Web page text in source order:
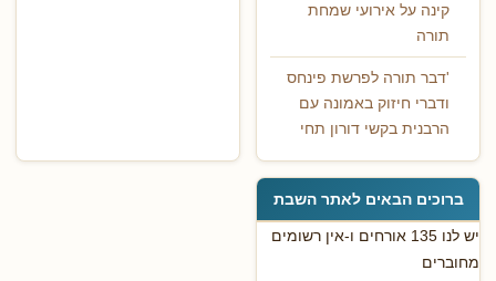
קינה על אירועי שמחת
תורה
'דבר תורה לפרשת פינחס
ודברי חיזוק באמונה עם
הרבנית בקשי דורון תחי
ברוכים הבאים לאתר השבת
יש לנו 135 אורחים ו-אין רשומים
מחוברים